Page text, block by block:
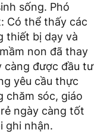
sống. Phó
Có thể thấy các
thiết bị dạy và
non đã thay
càng được đầu tư
yêu cầu thực
chăm sóc, giáo
ngày càng tốt
ghi nhận.